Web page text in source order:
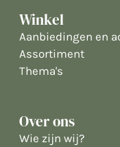
Winkel
Aanbiedingen en
Assortiment
Thema's
Over ons
Wie zijn wij?